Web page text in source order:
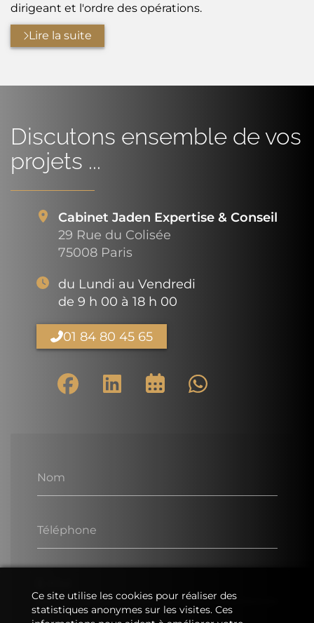
dirigeant et l'ordre des opérations.
Lire la suite
Discutons ensemble de vos
projets ...
Nom
Téléphone
Cabinet Jaden Expertise & Conseil
29 Rue du Colisée
75008 Paris
du Lundi au Vendredi
de 9 h 00 à 18 h 00
01 84 80 45 65
Ce site utilise les cookies pour réaliser des
statistiques anonymes sur les visites. Ces